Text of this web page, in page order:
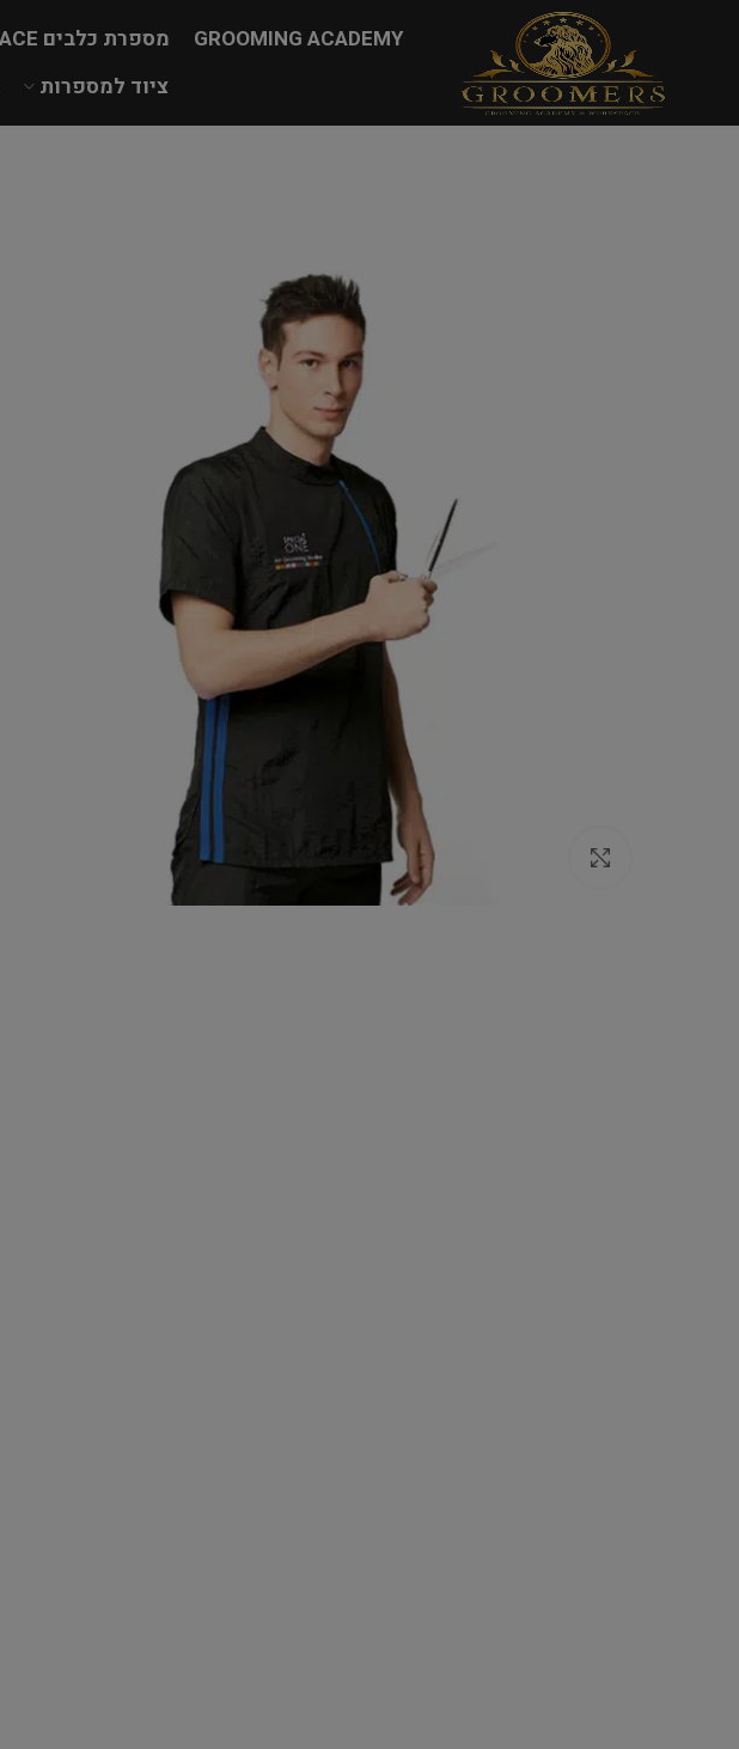
GROOMING ACADEMY מספרת כלבים WORK SPACE
ציוד למספרות